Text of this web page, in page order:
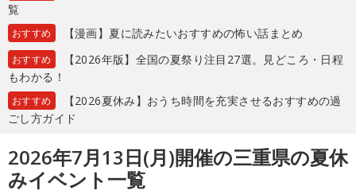
覧
おすすめ 【漫画】夏に読みたいおすすめの怖い話まとめ
おすすめ
【2026年版】全国の夏祭り注目27選。見どころ・日程
もわかる！
おすすめ
【2026夏休み】おうち時間を充実させるおすすめの過
ごし方ガイド
2026年7月13日(月)開催の三重県の夏休
みイベント一覧